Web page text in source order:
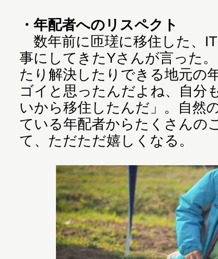
・年配者へのリスペクト
数年前に匝瑳に移住した、
事にしてきたYさんが言った
たり解決したりできる地元の
ゴイと思ったんだよね、自分
いから移住したんだ」。自然
ている年配者からたくさんの
て、ただただ嬉しくなる。